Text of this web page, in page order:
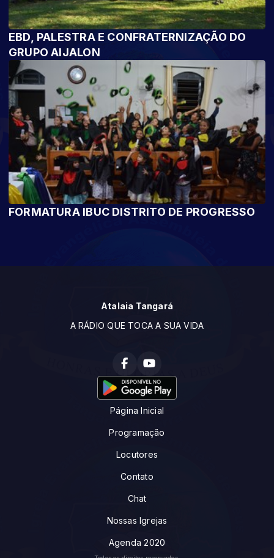
EBD, PALESTRA E CONFRATERNIZAÇÃO DO
GRUPO AIJALON
FORMATURA IBUC DISTRITO DE PROGRESSO
Atalaia Tangará
A RÁDIO QUE TOCA A SUA VIDA
Página Inicial
Programação
Locutores
Contato
Chat
Nossas Igrejas
Agenda 2020